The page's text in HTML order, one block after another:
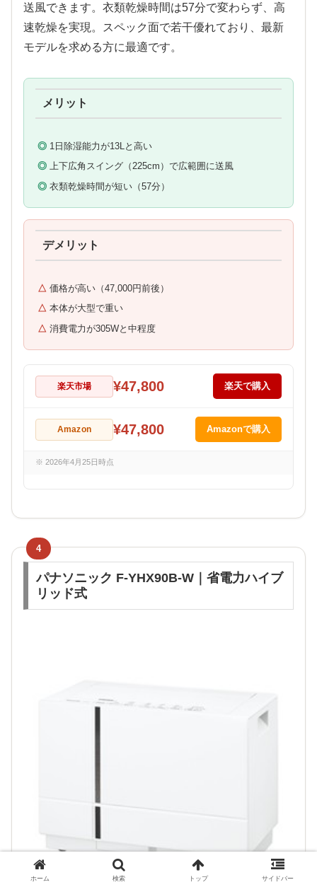
送風できます。衣類乾燥時間は57分で変わらず、高
速乾燥を実現。スペック面で若干優れており、最新
モデルを求める方に最適です。
メリット
1日除湿能力が13Lと高い
上下広角スイング（225cm）で広範囲に送風
衣類乾燥時間が短い（57分）
デメリット
価格が高い（47,000円前後）
本体が大型で重い
消費電力が305Wと中程度
楽天市場 ¥47,800 楽天で購入
Amazon ¥47,800 Amazonで購入
※ 2026年4月25日時点
4
パナソニック F-YHX90B-W｜省電力ハイブ
リッド式
ホーム 検索 トップ サイドバー